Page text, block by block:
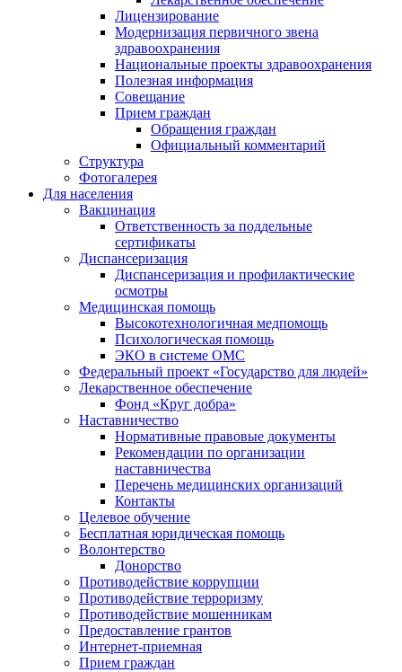
Лицензирование
Модернизация первичного звена
здравоохранения
Национальные проекты здравоохранения
Полезная информация
Совещание
Прием граждан
Обращения граждан
Официальный комментарий
Структура
Фотогалерея
Для населения
Вакцинация
Ответственность за поддельные
сертификаты
Диспансеризация
Диспансеризация и профилактические
осмотры
Медицинская помощь
Высокотехнологичная медпомощь
Психологическая помощь
ЭКО в системе ОМС
Федеральный проект «Государство для людей»
Лекарственное обеспечение
Фонд «Круг добра»
Наставничество
Нормативные правовые документы
Рекомендации по организации
наставничества
Перечень медицинских организаций
Контакты
Целевое обучение
Бесплатная юридическая помощь
Волонтерство
Донорство
Противодействие коррупции
Противодействие терроризму
Противодействие мошенникам
Предоставление грантов
Интернет-приемная
Прием граждан